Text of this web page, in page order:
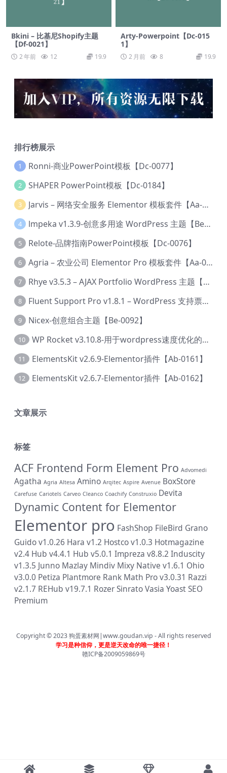
Bkini – 比基尼Shopify主题
【Df-0021】
2 年前 12 19.9
Arty-Powerpoint【Dc-015
1】
2 月前 8 19.9
排行榜展示
1 Ronni-商业PowerPoint模板【Dc-0077】
2 SHAPER PowerPoint模板【Dc-0184】
3 Jarvis – 网络安全服务 Elementor 模板套件【Aa-0035】
4 lmpeka v1.3.9-创意多用途 WordPress 主题【Be-0064】
5 Relote-品牌指南PowerPoint模板【Dc-0076】
6 Agria – 农业公司 Elementor Pro 模板套件【Aa-0003】
7 Rhye v3.5.3 – AJAX Portfolio WordPress 主题【Bi-0049】
8 Fluent Support Pro v1.8.1 – WordPress 支持票务系统【Cc-0041】
9 Nicex-创意组合主题【Be-0092】
10 WP Rocket v3.10.8-用于wordpress速度优化的缓存加速插件【Cd-0019】
11 ElementsKit v2.6.9-Elementor插件【Ab-0161】
12 ElementsKit v2.6.7-Elementor插件【Ab-0162】
文章展示
标签
ACF Frontend Form Element Pro Advomedi
Agatha Agria Altesa Amino Arqitec Aspire Avenue BoxStore
Carefuse Cariotels Carveo Cleanco Coachify Construxio Devita
Dynamic Content for Elementor
Elementor pro FashShop FileBird Grano
Guido v1.0.26 Hara v1.2 Hostco v1.0.3 Hotmagazine
v2.4 Hub v4.4.1 Hub v5.0.1 Impreza v8.8.2 Induscity
v1.3.5 Junno Mazlay Mindiv Mixy Native v1.6.1 Ohio
v3.0.0 Petiza Plantmore Rank Math Pro v3.0.31 Razzi
v2.1.7 REHub v19.7.1 RozerSinratoVasia Yoast SEO
Premium
Copyright © 2023狗蛋素材网|www.goudan.vip - All rights reserved
学习是种信仰，更是逆天改命的唯一捷径！
赣ICP备2009059869号